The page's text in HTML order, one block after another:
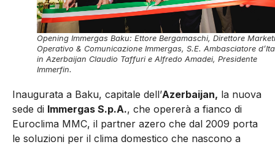
Opening Immergas Baku: Ettore Bergamaschi, Direttore
Operativo & Comunicazione Immergas, S.E. Ambasciatore
in Azerbaijan Claudio Taffuri e Alfredo Amadei, Presidente
Immerfin.
Inaugurata a Baku, capitale dell’Azerbaijan, la nuova
sede di Immergas S.p.A., che opererà a fianco di
Euroclima MMC, il partner azero che dal 2009 porta
le soluzioni per il clima domestico che nascono a